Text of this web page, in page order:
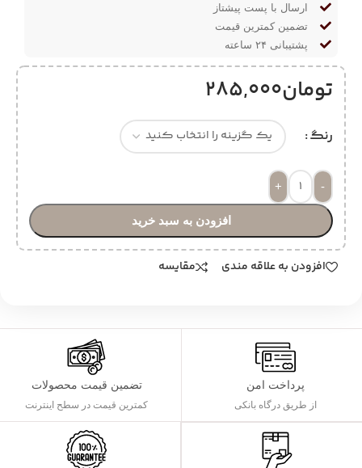
ارسال با پست پیشتاز
تضمین کمترین قیمت
پشتیبانی ۲۴ ساعته
تومان285,000
رنگ
-
+
افزودن به سبد خرید
افزودن به علاقه مندی مقایسه
پرداخت امن
از طریق درگاه بانکی
تضمین قیمت محصولات
کمترین قیمت در سطح اینترنت